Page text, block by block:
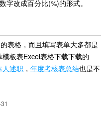
改成百分比(%)的形式。
格，而且填写表单大多都是
板表Excel表格下载下载的
人述职 ， 年度考核表总结也是不